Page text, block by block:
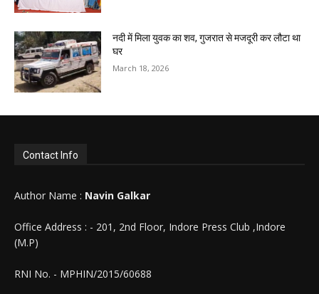
नदी में मिला युवक का शव, गुजरात से मजदूरी कर लौटा था
घर
March 18, 2026
Contact Info
Author Name : Navin Galkar
Office Address : - 201, 2nd Floor, Indore Press Club ,Indore
(M.P)
RNI No. - MPHIN/2015/60688